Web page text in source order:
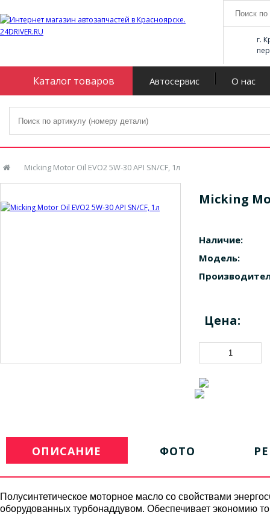
г.
Каталог товаров Автосервис О нас
Micking Motor Oil EVO2 5W-30 API SN/CF, 1л
Micking
Наличие:
Модель:
Цена:
ОПИСАНИЕ ФОТО
Полусинтетическое моторное масло со свойствами
оборудованных турбонаддувом. Обеспечивает экономию